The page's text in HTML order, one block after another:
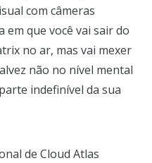
com câmeras
em que você vai sair do
no ar, mas vai mexer
não no nível mental
indefinível da sua
de Cloud Atlas